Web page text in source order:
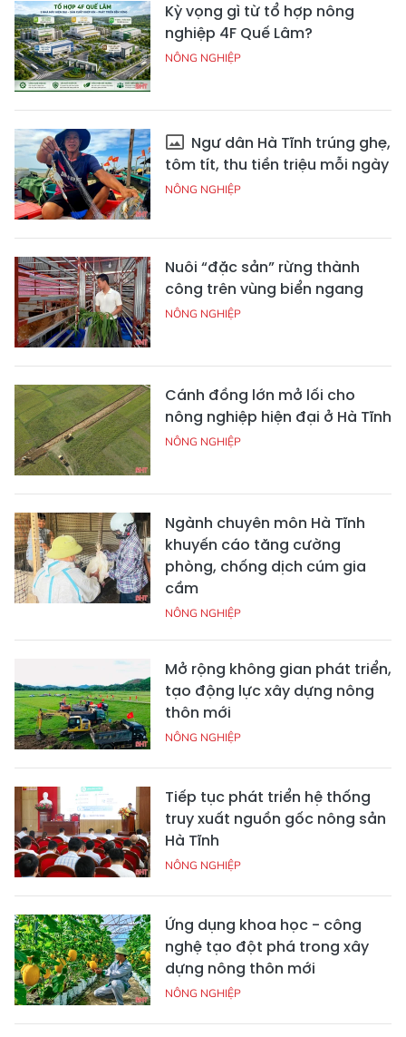
Kỳ vọng gì từ tổ hợp nông
nghiệp 4F Quế Lâm?
NÔNG NGHIỆP
Ngư dân Hà Tĩnh trúng ghẹ,
tôm tít, thu tiền triệu mỗi ngày
NÔNG NGHIỆP
Nuôi “đặc sản” rừng thành
công trên vùng biển ngang
NÔNG NGHIỆP
Cánh đồng lớn mở lối cho
nông nghiệp hiện đại ở Hà Tĩnh
NÔNG NGHIỆP
Ngành chuyên môn Hà Tĩnh
khuyến cáo tăng cường
phòng, chống dịch cúm gia
cầm
NÔNG NGHIỆP
Mở rộng không gian phát triển,
tạo động lực xây dựng nông
thôn mới
NÔNG NGHIỆP
Tiếp tục phát triển hệ thống
truy xuất nguồn gốc nông sản
Hà Tĩnh
NÔNG NGHIỆP
Ứng dụng khoa học - công
nghệ tạo đột phá trong xây
dựng nông thôn mới
NÔNG NGHIỆP